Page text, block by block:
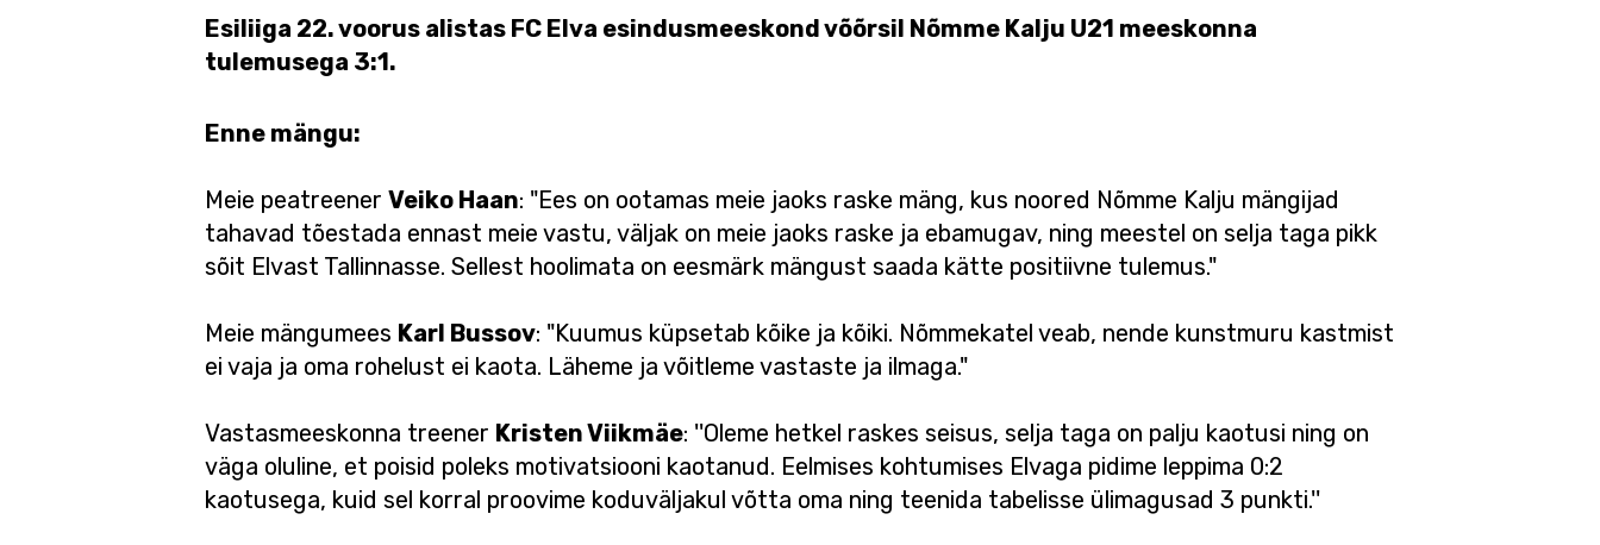
Esiliiga 22. voorus alistas FC Elva esindusmeeskond võõrsil Nõmme Kalju U21 meeskonna
tulemusega 3:1.
Enne mängu:
Meie peatreener Veiko Haan: "Ees on ootamas meie jaoks raske mäng, kus noored Nõmme Kalju mängijad
tahavad tõestada ennast meie vastu, väljak on meie jaoks raske ja ebamugav, ning meestel on selja taga pikk
sõit Elvast Tallinnasse. Sellest hoolimata on eesmärk mängust saada kätte positiivne tulemus."
Meie mängumees Karl Bussov: "Kuumus küpsetab kõike ja kõiki. Nõmmekatel veab, nende kunstmuru kastmist
ei vaja ja oma rohelust ei kaota. Läheme ja võitleme vastaste ja ilmaga."
Vastasmeeskonna treener Kristen Viikmäe: ''Oleme hetkel raskes seisus, selja taga on palju kaotusi ning on
väga oluline, et poisid poleks motivatsiooni kaotanud. Eelmises kohtumises Elvaga pidime leppima 0:2
kaotusega, kuid sel korral proovime koduväljakul võtta oma ning teenida tabelisse ülimagusad 3 punkti.''